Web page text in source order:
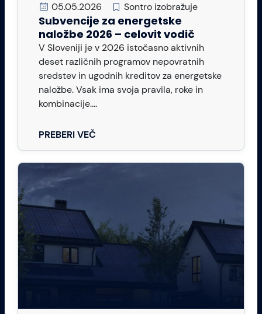
05.05.2026 Sontro izobražuje
Subvencije za energetske
naložbe 2026 – celovit vodič
V Sloveniji je v 2026 istočasno aktivnih
deset različnih programov nepovratnih
sredstev in ugodnih kreditov za energetske
naložbe. Vsak ima svoja pravila, roke in
kombinacije....
PREBERI VEČ